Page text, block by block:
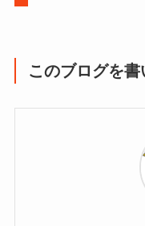
このブログを書